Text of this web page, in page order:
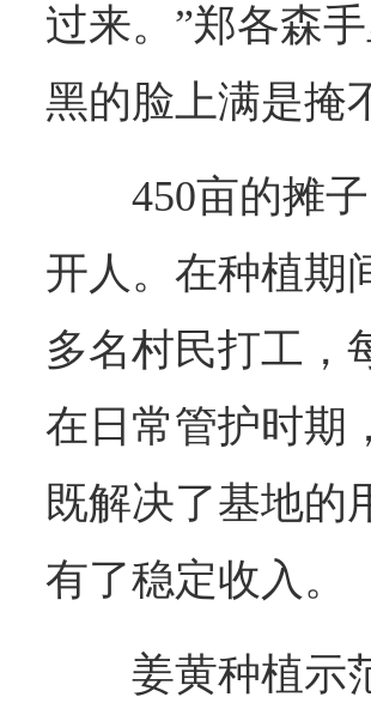
过来。”郑各森
黑的脸上满是掩
450亩的摊
开人。在种植期
多名村民打工，
在日常管护时期
既解决了基地的
有了稳定收入。
姜黄种植示